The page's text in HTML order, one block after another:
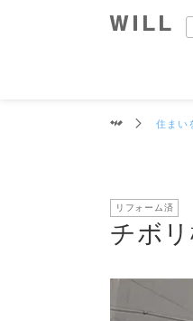
住まいをさが
住まいを売る
中古×リフォ
中古×リフォ
町を知る（関
関西の店舗一
ウィルグルー
企業情報 TOP
トップメッセ
チボリ桜台
住まい
リフォーム済
チボ